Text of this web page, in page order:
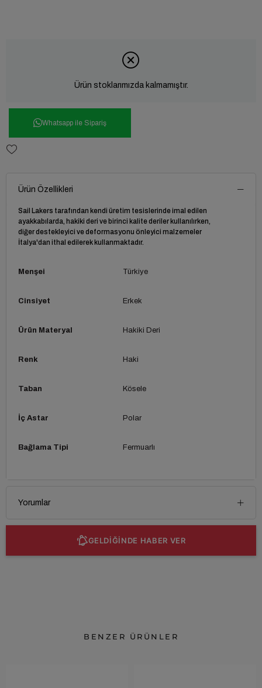
Ürün stoklarımızda kalmamıştır.
Whatsapp ile Sipariş
Ürün Özellikleri
Sail Lakers tarafından kendi üretim tesislerinde imal edilen
ayakkabılarda, hakiki deri ve birinci kalite deriler kullanılırken,
diğer destekleyici ve deformasyonu önleyici malzemeler
İtalya'dan ithal edilerek kullanmaktadır.
Menşei Türkiye
Cinsiyet Erkek
Ürün Materyal Hakiki Deri
Renk Haki
Taban Kösele
İç Astar Polar
Bağlama Tipi Fermuarlı
Yorumlar
GELDİĞİNDE HABER VER
BENZER ÜRÜNLER